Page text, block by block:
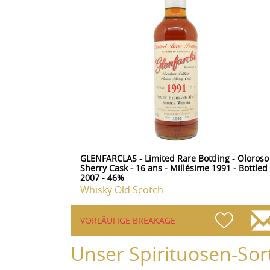
GLENFARCLAS - Limited Rare Bottling - Oloroso
Sherry Cask - 16 ans - Millésime 1991 - Bottled
2007 - 46%
Whisky Old Scotch
VORLÄUFIGE BREAKAGE
Unser Spirituosen-